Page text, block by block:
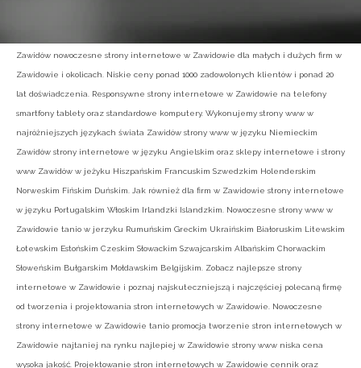
Zawidów nowoczesne strony internetowe w Zawidowie dla małych i dużych firm w
Zawidowie i okolicach. Niskie ceny ponad 1000 zadowolonych klientów i ponad 20
lat doświadczenia. Responsywne strony internetowe w Zawidowie na telefony
smartfony tablety oraz standardowe komputery. Wykonujemy strony www w
najróżniejszych językach świata Zawidów strony www w języku Niemieckim
Zawidów strony internetowe w języku Angielskim oraz sklepy internetowe i strony
www Zawidów w jeżyku Hiszpańskim Francuskim Szwedzkim Holenderskim
Norweskim Fińskim Duńskim. Jak również dla firm w Zawidowie strony internetowe
w języku Portugalskim Włoskim Irlandzki Islandzkim. Nowoczesne strony www w
Zawidowie tanio w jerzyku Rumuńskim Greckim Ukraińskim Białoruskim Litewskim
Łotewskim Estońskim Czeskim Słowackim Szwajcarskim Albańskim Chorwackim
Słoweńskim Bułgarskim Mołdawskim Belgijskim. Zobacz najlepsze strony
internetowe w Zawidowie i poznaj najskuteczniejszą i najczęściej polecaną firmę
od tworzenia i projektowania stron internetowych w Zawidowie. Nowoczesne
strony internetowe w Zawidowie tanio promocja tworzenie stron internetowych w
Zawidowie najtaniej na rynku najlepiej w Zawidowie strony www niska cena
wysoka jakość. Projektowanie stron internetowych w Zawidowie cennik oraz